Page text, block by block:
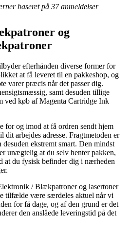
baseret på 37anmeldelser
og
efterhånden diverse former for
at få leveret til en pakkeshop, og
varer præcis når det passer dig.
samt desuden tillige
ved køb af Magenta Cartridge Ink
for og imod at få ordren sendt hjem
dit arbejdes adresse. Fragtmetoden er
ekstremt smart. Den mindst
unægtelig at du selv henter pakken,
at du fysisk befinder dig i nærheden
/ Blækpatroner og lasertoner
tilfælde være særdeles aktuel når vi
for få dage, og af den grund er det
den anslåede leveringstid på det